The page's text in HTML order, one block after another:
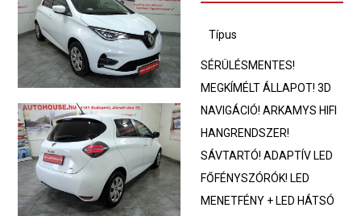
Típus
SÉRÜLÉSMENTES!
MEGKÍMÉLT ÁLLAPOT! 3D
NAVIGÁCIÓ! ARKAMYS HIFI
HANGRENDSZER!
SÁVTARTÓ! ADAPTÍV LED
FŐFÉNYSZÓRÓK! LED
MENETFÉNY + LED HÁTSÓ